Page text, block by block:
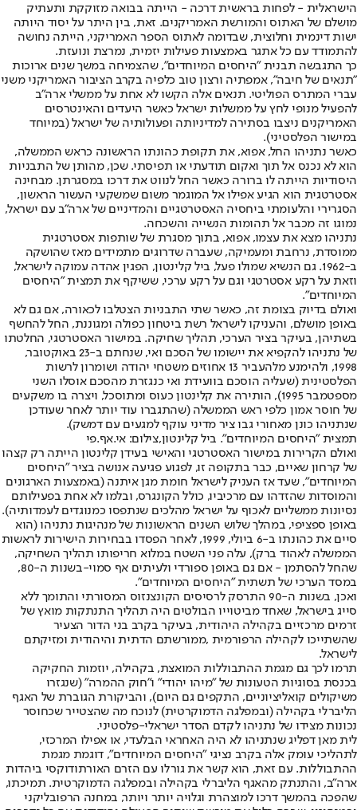
הישראלית - לפחות בראשית דרכה - הייתה בבואה מזוקקת ותעתיק
מושלם של האתוס והמורשת האמריקנים. זאת, בין היתר על יסוד היותה
ישות דינמית וחלוצית, שבדומה לאתוס הספר האמריקני, הייתה נחושה
להתמודד עם כל אתגר באמצעות פעילות יזמית, נמרצת ונועזת.
כך התגבשה תבנית "היחסים המיוחדים", שהצמיחה במשך שנים ארוכות
"תנאים של חיבה", אמפתיה ורצון טוב כלפיה בקרב הציבור האמריקני משני
עברי המתרס הפוליטי. תנאים אלה הקשו לא אחת על ממשלי ארה"ב
להפעיל מנופי לחץ על ממשלות ישראל כאשר היעדים והאינטרסים
האמריקנים ניצבו בסתירה למדיניותה ופעולותיה של ישראל (במיוחד
במישור הפלסטיני).
כאשר נתניהו החל, אפוא, את תקופת כהונתו הראשונה כראש הממשלה,
הוא לא נכנס אל תוך ואקום תודעתי או תפיסתי. שכן, מהותן של התבניות
היסודיות הייתה לו ברורה כאשר החל לנווט את דרכו במסגרתן. מבחינה
אסטרטגית הוא הגיע אפילו אל המוגמר משום שמשקעי העשור הראשון,
הסגרירי והלעומתי ביחסיה האסטרטגיים והמדיניים של ארה"ב עם ישראל,
נמוגו זה מכבר אל תהומות הנשייה והשכחה.
נתניהו מצא את עצמו, אפוא, בתוך מסגרת של שותפות אסטרטגית
ממוסדת, נרחבת ומעמיקה, שעברה שדרוגים מתמידים מאז שהושקה
ב-1962. גם הנשיא שמולו פעל, ביל קלינטון, הפגין אהדה עמוקה לישראל,
וזאת על רקע אסטרטגי וגם על רקע ערכי, ששיקף את תמצית "היחסים
המיוחדים".
ואולם בדיוק בצומת זה, כאשר שתי התבניות הצטלבו לכאורה, אם גם לא
באופן מושלם, והעניקו לישראל רשת ביטחון כפולה ומגוננת, החל להחשף
בשתיהן, בעיקר בציר הערכי, תהליך שחיקה. במישור האסטרטגי, החלטתו
של נתניהו להקפיא את יישומו של הסכם ואי, שנחתם ב-23 באוקטובר,
1998, ולהימנע מלהעביר 13 אחוזים משטחי יהודה ושומרון לרשות
הפלסטינית (שעליה הוסכם בוועידת ואי כנגזרת מהסכם אוסלו השני
מספטמבר 1995), הותירה את קלינטון כעוס ומתוסכל, ויצרה בו משקעים
של חוסר אמון כלפי ראש הממשלה (שהתגברו עוד יותר לאחר שעודכן
שנתניהו כונן מאחורי גבו ציר מדיני עוקף למגעים עם דמשק).
תמצית "היחסים המיוחדים". ביל קלינטון,צילום: אי.אף.פי
ואולם הקרירות במישור האסטרטגי והאישי בעידן קלינטון הייתה רק קצהו
של קרחון שאיים, כבר בתקופה זו, לפגוע פגיעה אנושה בציר "היחסים
המיוחדים", שעד אז העניק לישראל חומת מגן איתנה (באמצעות הארגונים
והמוסדות שהזדהו עם מרכיביו, כולל הקונגרס, ובלמו לא אחת בפעילותם
נסיונות ממשליים לאכוף על ישראל מהלכים שנתפסו כמנוגדים לעמדותיה).
באופן ספציפי, במהלך שלוש השנים הראשונות של מנהיגות נתניהו (הוא
סיים את כהונתו ב-6 ביולי, 1999, לאחר הפסדו בבחירות הישירות לראשות
הממשלה לאהוד ברק), עלה פני השטח במלוא חריפותו תהליך השחיקה,
שהחל להסתמן - אם גם באופן ספורדי ולעיתים אף סמוי-בשנות ה-80,
במסד הערכי של תשתית "היחסים המיוחדים".
ואכן, בשנות ה-90 התרסק לרסיסים הקונצנזוס המסורתי והתומך ללא
סייג בישראל, שאחד מביטוייו הבולטים היה תהליך התנתקות מואץ של
זרמים מרכזיים בקהילה היהודית, בעיקר בקרב בני הדור הצעיר
שהשתייכו לקהילה הרפורמית ,ממורשתם הדתית והיהודית ומזיקתם
לישראל.
תרמו לכך גם מגמת ההתבוללות המואצת, בקהילה, יוזמות החקיקה
בכנסת בסוגיות הטעונות של "מיהו יהודי" ו"חוק ההמרה" (שנגזרו
משיקולים קואליציוניים, התקפים גם היום), והביקורת הגוברת של האגף
הליברלי בקהילה (ובמפלגה הדמוקרטית) לנוכח מה שהצטייר שכחוסר
נכונות מצידו של נתניהו לקדם הסדר ישראלי-פלסטיני.
לית מאן דפליג שנתניהו לא היה האחראי הבלעדי, או אפילו המרכזי,
לתהליכי עומק אלה בקרב נציגי "היחסים המיוחדים", דוגמת מגמת
ההתבוללות. עם זאת, הוא קשר את גורלו עם הזרם האורתודוקסי ביהדות
ארה"ב, והתנתק מהאגף הליברלי בקהילה ובמפלגה הדמוקרטית. תמיכתו,
שהפכה בהמשך דרכו למוצהרת וגלויה יותר ויותר, במחנה הרפובליקני